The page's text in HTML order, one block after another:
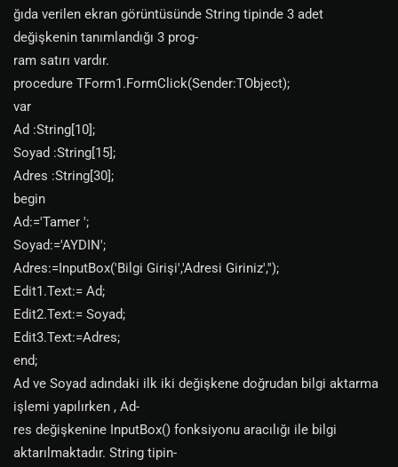
ğıda verilen ekran görüntüsünde String tipinde 3 adet
değişkenin tanımlandığı 3 prog-
ram satırı vardır.
procedure TForm1.FormClick(Sender:TObject);
var
Ad :String[10];
Soyad :String[15];
Adres :String[30];
begin
Ad:='Tamer ';
Soyad:='AYDIN';
Adres:=InputBox('Bilgi Girişi','Adresi Giriniz','');
Edit1.Text:= Ad;
Edit2.Text:= Soyad;
Edit3.Text:=Adres;
end;
Ad ve Soyad adındaki ilk iki değişkene doğrudan bilgi aktarma
işlemi yapılırken , Ad-
res değişkenine InputBox() fonksiyonu aracılığı ile bilgi
aktarılmaktadır. String tipin-